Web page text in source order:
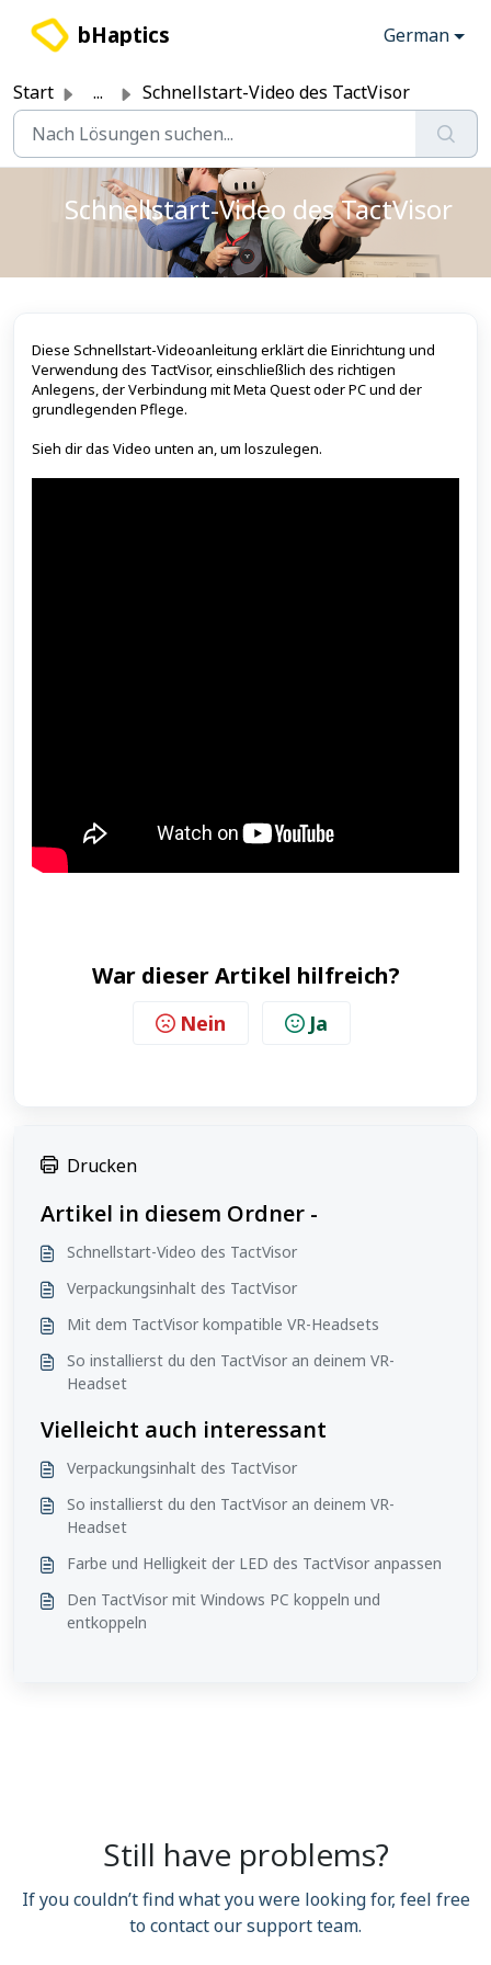
bHaptics German
Start ... Schnellstart-Video des TactVisor
Schnellstart-Video des TactVisor
Diese Schnellstart-Videoanleitung erklärt die Einrichtung und
Verwendung des TactVisor, einschließlich des richtigen
Anlegens, der Verbindung mit Meta Quest oder PC und der
grundlegenden Pflege.
Sieh dir das Video unten an, um loszulegen.
War dieser Artikel hilfreich?
Nein Ja
Drucken
Artikel in diesem Ordner -
Schnellstart-Video des TactVisor
Verpackungsinhalt des TactVisor
Mit dem TactVisor kompatible VR-Headsets
So installierst du den TactVisor an deinem VR-
Headset
Vielleicht auch interessant
Verpackungsinhalt des TactVisor
So installierst du den TactVisor an deinem VR-
Headset
Farbe und Helligkeit der LED des TactVisor anpassen
Den TactVisor mit Windows PC koppeln und
entkoppeln
Still have problems?
If you couldn’t find what you were looking for, feel free
to contact our support team.